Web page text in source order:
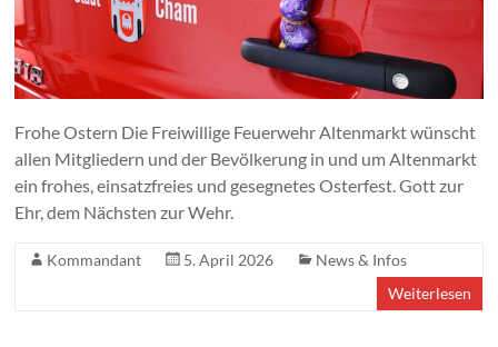
Frohe Ostern Die Freiwillige Feuerwehr Altenmarkt wünscht
allen Mitgliedern und der Bevölkerung in und um Altenmarkt
ein frohes, einsatzfreies und gesegnetes Osterfest. Gott zur
Ehr, dem Nächsten zur Wehr.
Kommandant 5. April 2026
News & Infos
Weiterlesen